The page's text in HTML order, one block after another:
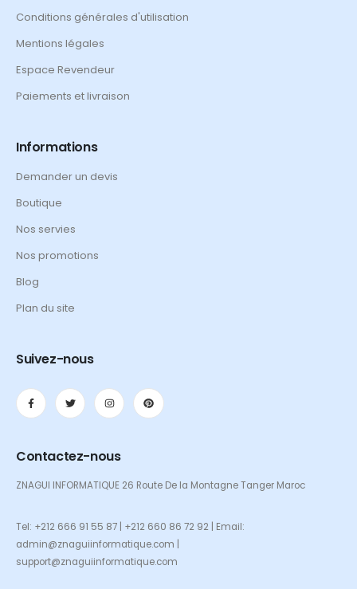
Conditions générales d'utilisation
Mentions légales
Espace Revendeur
Paiements et livraison
Informations
Demander un devis
Boutique
Nos servies
Nos promotions
Blog
Plan du site
Suivez-nous
Contactez-nous
ZNAGUI INFORMATIQUE 26 Route De la Montagne Tanger Maroc
Tel: +212 666 91 55 87 | +212 660 86 72 92 | Email:
admin@znaguiinformatique.com |
support@znaguiinformatique.com